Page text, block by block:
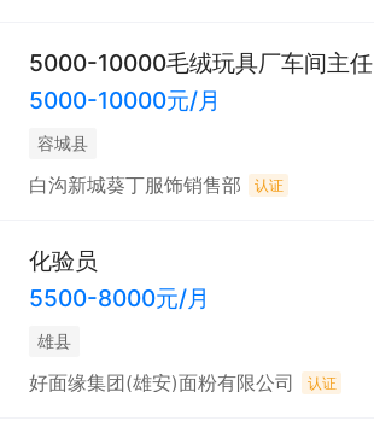
5000-10000毛绒玩具厂车间主任
5000-10000元/月
容城县
白沟新城葵丁服饰销售部 认证
化验员
5500-8000元/月
雄县
好面缘集团(雄安)面粉有限公司 认证